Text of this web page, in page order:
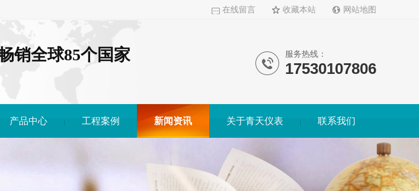
在线留言 收藏本站 网站地图
销全球85个国家 服务热线：
17530107806
产品中心 工程案例 新闻资讯 关于青天仪表 联系我们